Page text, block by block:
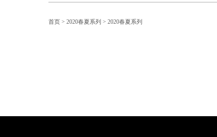
首页 > 2020春夏系列 > 2020春夏系列